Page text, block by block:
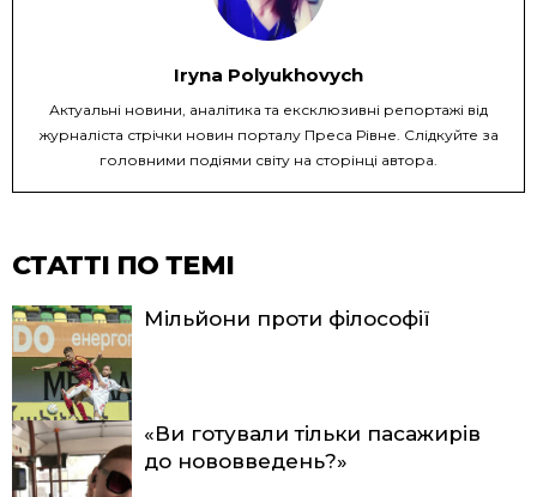
Iryna Polyukhovych
Актуальні новини, аналітика та ексклюзивні репортажі від
журналіста стрічки новин порталу Преса Рівне. Слідкуйте за
головними подіями світу на сторінці автора.
СТАТТІ ПО ТЕМІ
Мільйони проти філософії
«Ви готували тільки пасажирів
до нововведень?»